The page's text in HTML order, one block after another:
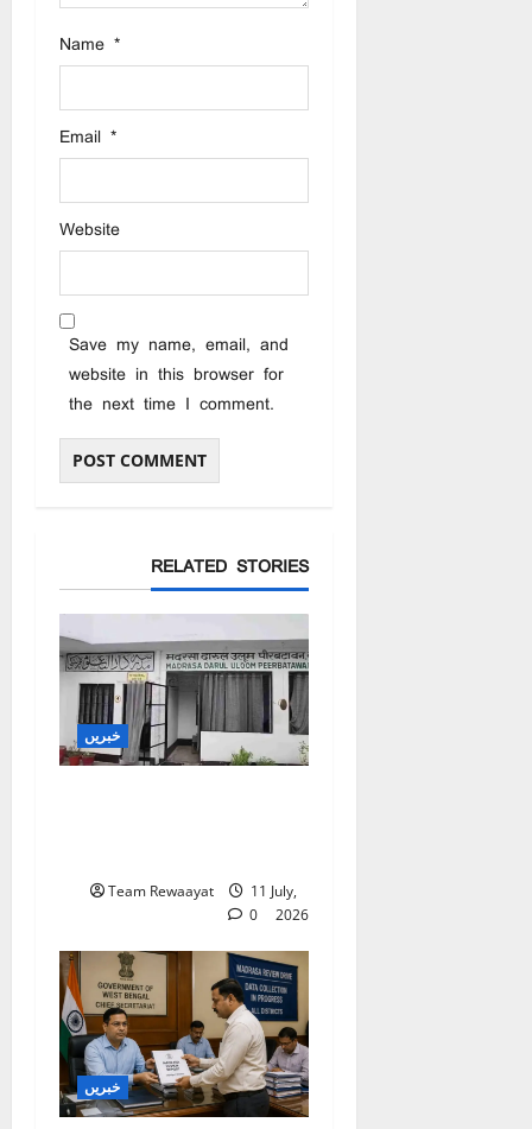
Name *
Email *
Website
Save my name, email, and
website in this browser for
the next time I comment.
RELATED STORIES
خبریں
Team Rewaayat
11 July,
2026
0
خبریں